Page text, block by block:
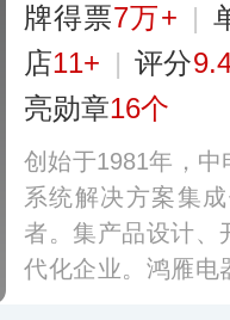
牌得票7万+ |
店11+ | 评分
亮勋章16个
创始于1981年，
系统解决方案集
者。集产品设计、
代化企业。鸿雁电